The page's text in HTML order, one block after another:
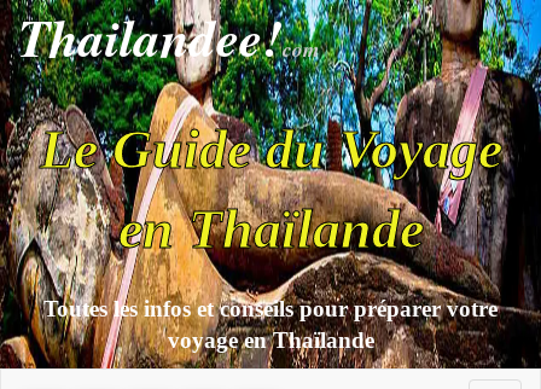
Thailandee!com
Le Guide du Voyage
en Thaïlande
Toutes les infos et conseils pour préparer votre
voyage en Thaïlande